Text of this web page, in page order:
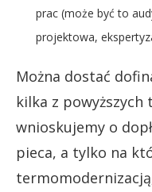
prac (może być to
projektowa,
Można dostać
kilka z powyższych
wnioskujemy o
pieca, a tylko na